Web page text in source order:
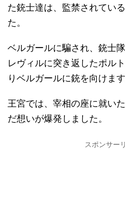
た銃士達は、監禁されてい
た。
ベルガールに騙され、銃士
レヴィルに突き返したポル
りベルガールに銃を向けます
王宮では、宰相の座に就い
だ想いが爆発しました。
スポンサー